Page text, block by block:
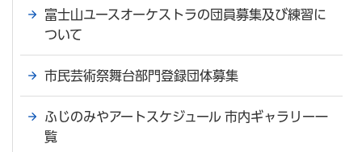
富士山ユースオーケストラの団員募集及び練習に
ついて
市民芸術祭舞台部門登録団体募集
ふじのみやアートスケジュール 市内ギャラリー一
覧